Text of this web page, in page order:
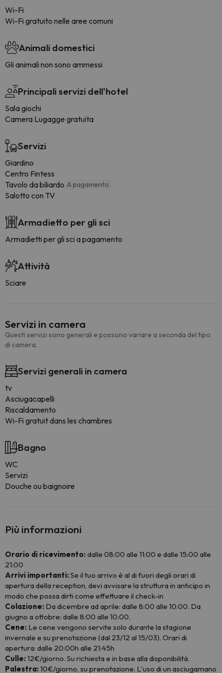
Wi-Fi
Wi-Fi gratuito nelle aree comuni
Animali domestici
Gli animali non sono ammessi
Principali servizi dell'hotel
Sala giochi
Camera Lugagge gratuita
Servizi
Giardino
Centro Fintess
Tavolo da biliardo A pagamento
Salotto con TV
Armadietto per gli sci
Armadietti per gli sci a pagamento
Attività
Sciare
Servizi in camera
Questi servizi sono generali e possono variare a seconda del tipo
di camera.
Servizi generali in camera
tv
Asciugacapelli
Riscaldamento
Wi-Fi gratuit dans les chambres
Bagno
WC
Servizi
Douche ou baignoire
Più informazioni
Orario di ricevimento:dalle 08:00 alle 11:00 e dalle 15:00 alle
21:00
Arrivi importanti:Se il tuo arrivo è al di fuori degli orari di
apertura della reception, devi avvisare la struttura in anticipo in
modo che possa dirti come effettuare il check-in
Colazione: Da dicembre ad aprile: dalle 8:00 alle 10:00. Da
giugno a ottobre: dalle 8:00 alle 10:00.
Cene: Le cene vengono servite solo durante la stagione
invernale e su prenotazione (dal 23/12 al 15/03). Orari di
apertura: dalle 20:00h alle 21:45h
Culle:12€/giorno. Su richiesta e in base alla disponibilità.
Palestra:10€/giorno, su prenotazione. L'uso di un asciugamano